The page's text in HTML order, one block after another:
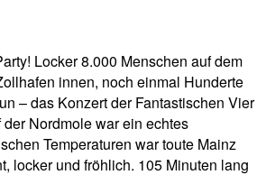
Locker 8.000 Menschen auf dem
innen, noch einmal Hunderte
– das Konzert der Fantastischen Vier
Nordmole war ein echtes
Temperaturen war toute Mainz
locker und fröhlich. 105 Minuten lang